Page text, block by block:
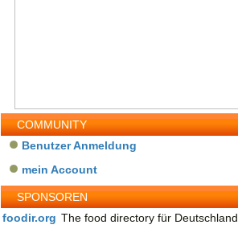
COMMUNITY
Benutzer Anmeldung
mein Account
SPONSOREN
foodir.org The food directory für Deutschland